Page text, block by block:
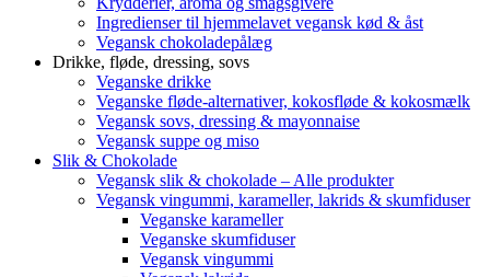
Ingredienser til hjemmelavet vegansk kød & åst
Vegansk chokoladepålæg
Drikke, fløde, dressing, sovs
Veganske drikke
Veganske fløde-alternativer, kokosfløde & kokosmælk
Vegansk sovs, dressing & mayonnaise
Vegansk suppe og miso
Slik & Chokolade
Vegansk slik & chokolade – Alle produkter
Vegansk vingummi, karameller, lakrids & skumfiduser
Veganske karameller
Veganske skumfiduser
Vegansk vingummi